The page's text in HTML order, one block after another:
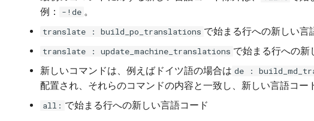
例：
-!de 。
translate : build_po_translations で始まる行への新しい言
translate : update_machine_translations で始まる行への新
新しいコマンドは、例えばドイツ語の場合は de :
配置され、それらのコマンドの内容と一致し、新しい言語コー
all: で始まる行への新しい言語コード